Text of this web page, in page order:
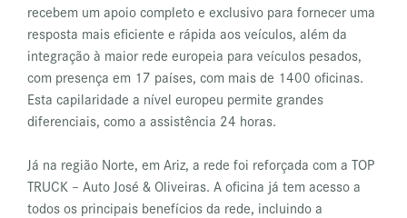
recebem um apoio completo e exclusivo para fornecer uma
resposta mais eficiente e rápida aos veículos, além da
integração à maior rede europeia para veículos pesados,
com presença em 17 países, com mais de 1400 oficinas.
Esta capilaridade a nível europeu permite grandes
diferenciais, como a assistência 24 horas.
Já na região Norte, em Ariz, a rede foi reforçada com a TOP
TRUCK – Auto José & Oliveiras. A oficina já tem acesso a
todos os principais benefícios da rede, incluindo a